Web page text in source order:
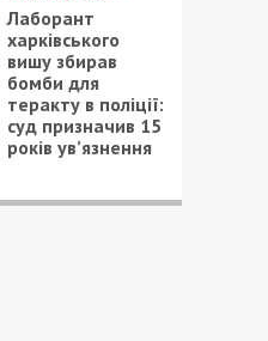
Лаборант
харківського
вишу збирав
бомби для
теракту в поліції:
суд призначив 15
років ув’язнення